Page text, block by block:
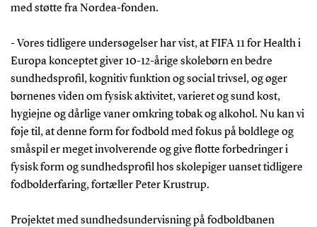
med støtte fra Nordea-fonden.
- Vores tidligere undersøgelser har vist, at FIFA 11 for Health i
Europa konceptet giver 10-12-årige skolebørn en bedre
sundhedsprofil, kognitiv funktion og social trivsel, og øger
børnenes viden om fysisk aktivitet, varieret og sund kost,
hygiejne og dårlige vaner omkring tobak og alkohol. Nu kan vi
føje til, at denne form for fodbold med fokus på boldlege og
småspil er meget involverende og give flotte forbedringer i
fysisk form og sundhedsprofil hos skolepiger uanset tidligere
fodbolderfaring, fortæller Peter Krustrup.
Projektet med sundhedsundervisning på fodboldbanen